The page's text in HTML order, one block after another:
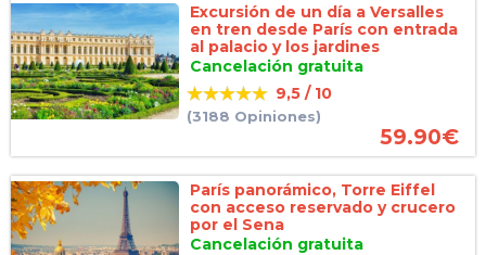
Excursión de un día a Versalles
en tren desde París con entrada
al palacio y los jardines
Cancelación gratuita
9,5 / 10
(3188 Opiniones)
59.90€
París panorámico, Torre Eiffel
con acceso reservado y crucero
por el Sena
Cancelación gratuita